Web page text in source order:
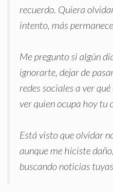
recuerdo. Quiera
intento, más
Me pregunto si algún
ignorarte, dejar de
redes sociales a ver
ver quien ocupa hoy tu
Está visto que olvidar
aunque me hiciste
buscando noticias